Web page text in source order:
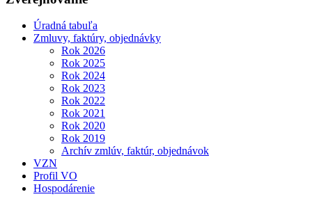
Úradná tabuľa
Zmluvy, faktúry, objednávky
Rok 2026
Rok 2025
Rok 2024
Rok 2023
Rok 2022
Rok 2021
Rok 2020
Rok 2019
Archív zmlúv, faktúr, objednávok
VZN
Profil VO
Hospodárenie